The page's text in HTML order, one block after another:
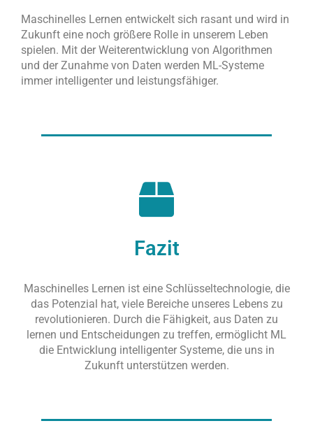
Maschinelles Lernen entwickelt sich rasant und wird in
Zukunft eine noch größere Rolle in unserem Leben
spielen. Mit der Weiterentwicklung von Algorithmen
und der Zunahme von Daten werden ML-Systeme
immer intelligenter und leistungsfähiger.
Fazit
Maschinelles Lernen ist eine Schlüsseltechnologie, die
das Potenzial hat, viele Bereiche unseres Lebens zu
revolutionieren. Durch die Fähigkeit, aus Daten zu
lernen und Entscheidungen zu treffen, ermöglicht ML
die Entwicklung intelligenter Systeme, die uns in
Zukunft unterstützen werden.